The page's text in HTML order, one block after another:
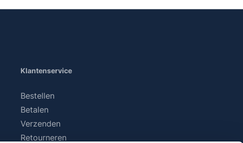
Klantenservice
Bestellen
Betalen
Verzenden
Retourneren